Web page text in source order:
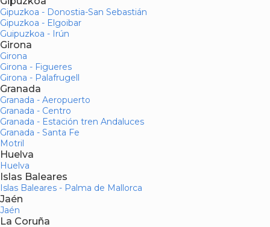
Gipuzkoa - Donostia-San Sebastián
Gipuzkoa - Elgoibar
Guipuzkoa - Irún
Girona
Girona
Girona - Figueres
Girona - Palafrugell
Granada
Granada - Aeropuerto
Granada - Centro
Granada - Estación tren Andaluces
Granada - Santa Fe
Motril
Huelva
Huelva
Islas Baleares
Islas Baleares - Palma de Mallorca
Jaén
Jaén
La Coruña